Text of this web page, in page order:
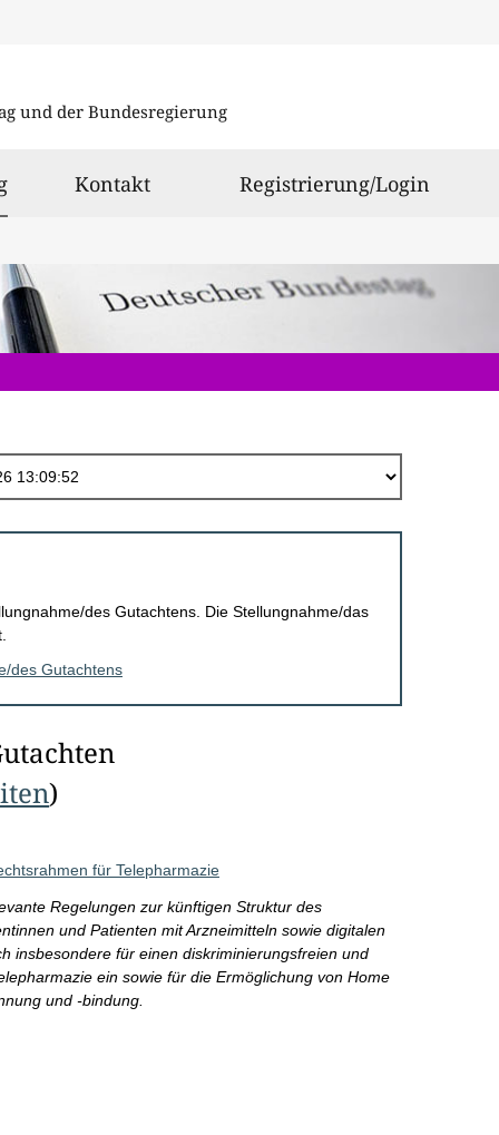
und der Bundesregierung
ausgewählt
Kontakt Registrierung/Login
des Gutachtens. Die Stellungnahme/das
des Gutachtens
)
für Telepharmazie
Regelungen zur künftigen Struktur des
und Patienten mit Arzneimitteln sowie digitalen
insbesondere für einen diskriminierungsfreien und
ein sowie für die Ermöglichung von Home
und -bindung.